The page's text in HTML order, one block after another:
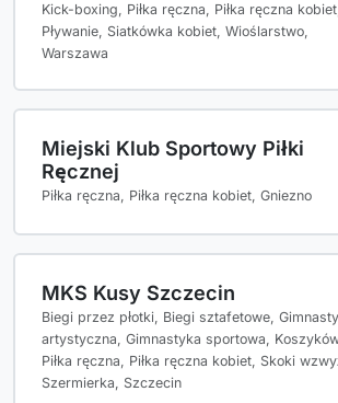
Kick-boxing, Piłka ręczna, Piłka ręczna
Pływanie, Siatkówka kobiet, Wioślarstwo,
Warszawa
Miejski Klub Sportowy Piłki
Ręcznej
Piłka ręczna, Piłka ręczna kobiet, Gniezno
MKS Kusy Szczecin
Biegi przez płotki, Biegi sztafetowe,
artystyczna, Gimnastyka sportowa,
Piłka ręczna, Piłka ręczna kobiet, Skoki
Szermierka, Szczecin